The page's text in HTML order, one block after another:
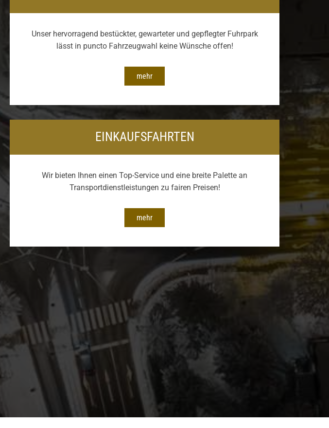
Unser hervorragend bestückter, gewarteter und gepflegter Fuhrpark
lässt in puncto Fahrzeugwahl keine Wünsche offen!
mehr
EINKAUFSFAHRTEN
Wir bieten Ihnen einen Top-Service und eine breite Palette an
Transportdienstleistungen zu fairen Preisen!
mehr